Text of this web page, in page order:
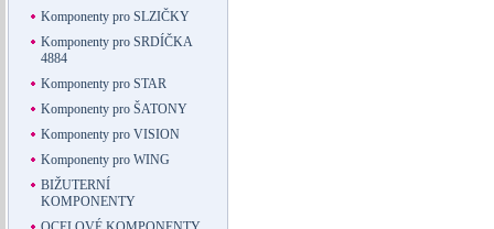
Komponenty pro SLZIČKY
Komponenty pro SRDÍČKA
4884
Komponenty pro STAR
Komponenty pro ŠATONY
Komponenty pro VISION
Komponenty pro WING
BIŽUTERNÍ
KOMPONENTY